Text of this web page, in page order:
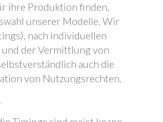
ihre Produktion finden,
unserer Modelle. Wir
nach individuellen
der Vermittlung von
auch die
von Nutzungsrechten.